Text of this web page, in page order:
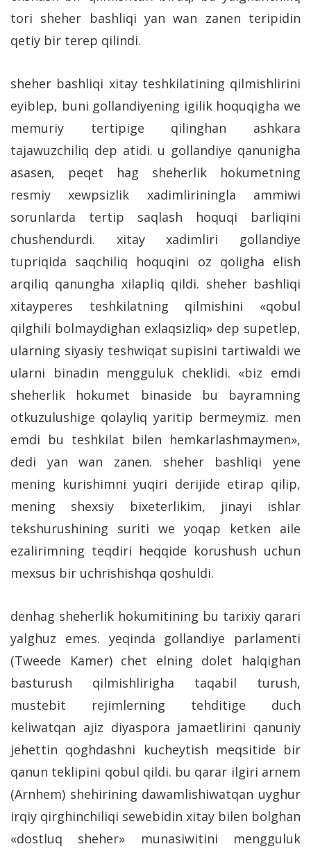
tori sheher bashliqi yan wan zanen teripidin
qetiy bir terep qilindi.
sheher bashliqi xitay teshkilatining qilmishlirini
eyiblep, buni gollandiyening igilik hoquqigha we
memuriy tertipige qilinghan ashkara
tajawuzchiliq dep atidi. u gollandiye qanunigha
asasen, peqet hag sheherlik hokumetning
resmiy xewpsizlik xadimliriningla ammiwi
sorunlarda tertip saqlash hoquqi barliqini
chushendurdi. xitay xadimliri gollandiye
tupriqida saqchiliq hoquqini oz qoligha elish
arqiliq qanungha xilapliq qildi. sheher bashliqi
xitayperes teshkilatning qilmishini «qobul
qilghili bolmaydighan exlaqsizliq» dep supetlep,
ularning siyasiy teshwiqat supisini tartiwaldi we
ularni binadin mengguluk cheklidi. «biz emdi
sheherlik hokumet binaside bu bayramning
otkuzulushige qolayliq yaritip bermeymiz. men
emdi bu teshkilat bilen hemkarlashmaymen»,
dedi yan wan zanen. sheher bashliqi yene
mening kurishimni yuqiri derijide etirap qilip,
mening shexsiy bixeterlikim, jinayi ishlar
tekshurushining suriti we yoqap ketken aile
ezalirimning teqdiri heqqide korushush uchun
mexsus bir uchrishishqa qoshuldi.
denhag sheherlik hokumitining bu tarixiy qarari
yalghuz emes. yeqinda gollandiye parlamenti
(Tweede Kamer) chet elning dolet halqighan
basturush qilmishlirigha taqabil turush,
mustebit rejimlerning tehditige duch
keliwatqan ajiz diyaspora jamaetlirini qanuniy
jehettin qoghdashni kucheytish meqsitide bir
qanun teklipini qobul qildi. bu qarar ilgiri arnem
(Arnhem) shehirining dawamlishiwatqan uyghur
irqiy qirghinchiliqi sewebidin xitay bilen bolghan
«dostluq sheher» munasiwitini mengguluk